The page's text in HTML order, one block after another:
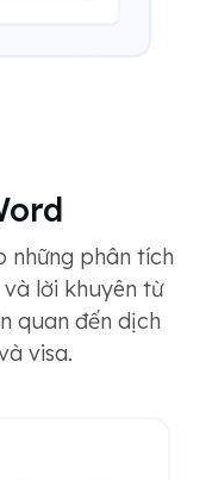
những phân tích
lời khuyên từ
quan đến dịch
visa.